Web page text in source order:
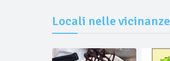
Locali nelle vicinanze